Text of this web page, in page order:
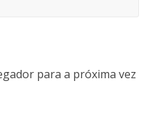
para a próxima vez